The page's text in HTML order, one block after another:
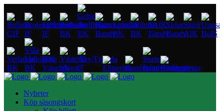
Nyheter
Köp säsongskort